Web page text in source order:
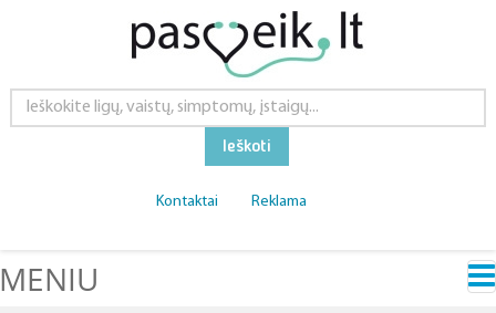
Ieškoti
Kontaktai Reklama
MENIU